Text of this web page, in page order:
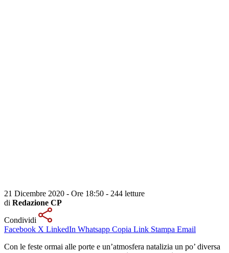
21 Dicembre 2020 - Ore 18:50 - 244 letture
di Redazione CP
Condividi
Facebook X LinkedIn Whatsapp Copia Link Stampa Email
Con le feste ormai alle porte e un’atmosfera natalizia un po’ diversa